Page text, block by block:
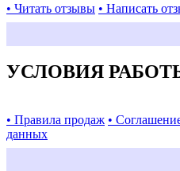
• Читать отзывы • Написать
УСЛОВИЯ
• Правила продаж •
данных